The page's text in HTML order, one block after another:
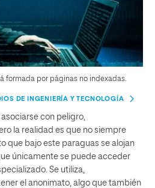
formada por páginas no indexadas.
DE INGENIERÍA Y TECNOLOGÍA
con peligro,
la realidad es que no siempre
que bajo este paraguas se alojan
únicamente se puede acceder
Se utiliza,
el anonimato, algo que también